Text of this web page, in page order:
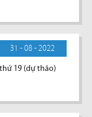
31 - 08 - 2022
19 (dự thảo)